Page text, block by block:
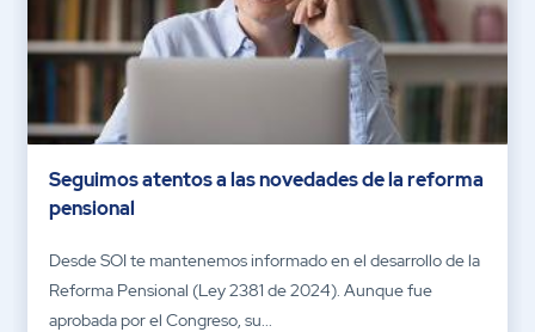
Seguimos atentos a las novedades de la reforma
pensional
Desde SOI te mantenemos informado en el desarrollo de la
Reforma Pensional (Ley 2381 de 2024). Aunque fue
aprobada por el Congreso, su...